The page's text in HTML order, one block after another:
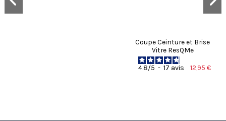
Coupe Ceinture et Brise
Vitre ResQMe
4.8/5 - 17 avis 12,95 €